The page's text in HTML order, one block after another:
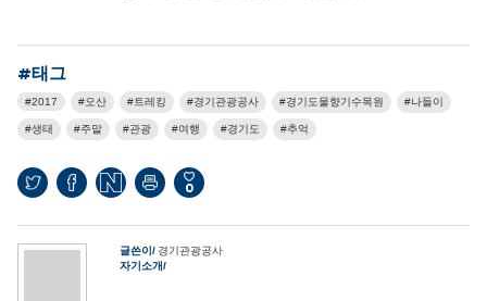
#태그
2017 오산 트레킹 경기관광공사 경기도물향기수목원 나들이
생태 주말 관광 여행 경기도 추억
0
글쓴이
경기관광공사
자기소개